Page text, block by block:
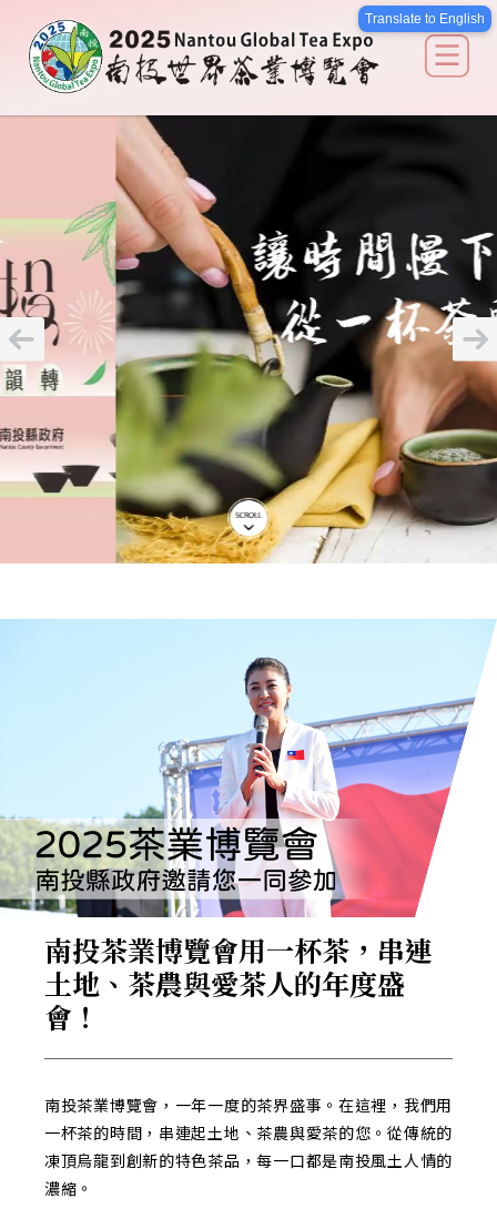
Translate to English
最新消息
廠館介紹
活動說明
交通導覽
選擇語系
南投茶業博覽會用一杯茶，串連
土地、茶農與愛茶人的年度盛
會！
南投茶業博覽會，一年一度的茶界盛事。在這裡，我們用
一杯茶的時間，串連起土地、茶農與愛茶的您。從傳統的
凍頂烏龍到創新的特色茶品，每一口都是南投風土人情的
濃縮。